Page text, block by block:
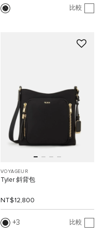
比較
VOYAGEUR
Tyler 斜背包
NT$12,800
3 比較